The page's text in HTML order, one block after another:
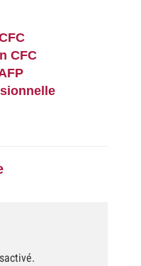
CFC